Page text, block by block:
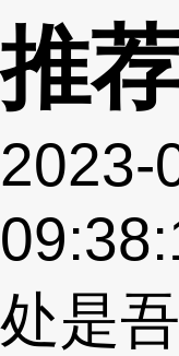
推
2023-
处是